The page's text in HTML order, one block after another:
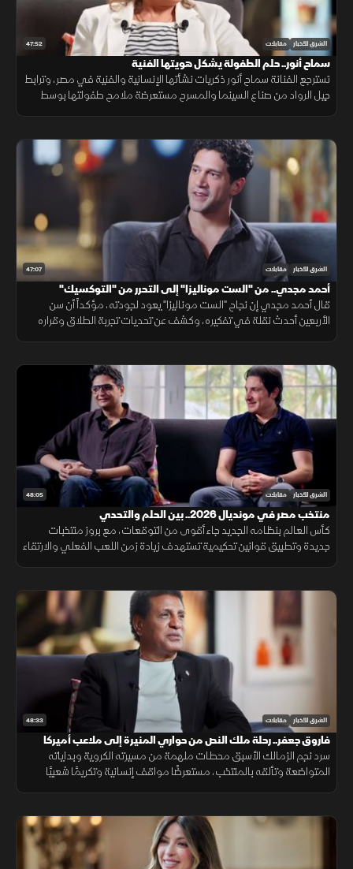
47:52 الشرق للأخبار مقابلات
سماح أنور.. حلم الطفولة يشكل هويتها الفنية
تسترجع الفنانة سماح أنور ذكريات نشأتها الإنسانية والفنية في مصر، وترابط
جيل الرواد من صناع السينما والمسرح مستعرضة ملامح طفولتها بوسط
47:07 الشرق للأخبار مقابلات
أحمد مجدي.. من "الست موناليزا" إلى التحرر من "التوكسيك"
قال أحمد مجدي إن نجاح "الست موناليزا" يعود لجودته، مؤكداً أن سن
الأربعين أحدث نقلة في تفكيره، وكشف عن تحديات تجربة الطلاق وقراره
48:05 الشرق للأخبار مقابلات
منتخب مصر في مونديال 2026.. بين الحلم والتحدي
كأس العالم بنظامه الجديد جاء أقوى من التوقعات، مع بروز منتخبات
جديدة وتطبيق قوانين تحكيمية تستهدف زيادة زمن اللعب الفعلي والارتقاء
48:33 الشرق للأخبار مقابلات
فاروق جعفر.. رحلة ملك النص من حواري المنيرة إلى ملاعب أميركا
سرد نجم الزمالك الأسبق محطات ملهمة من مسيرته الكروية وبداياته
المتواضعة وتألقه بالمنتخب، مستعرضًا مواقف إنسانية وتكريمًا شعبيًا